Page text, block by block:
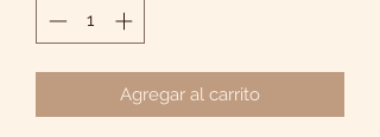
Agregar al carrito